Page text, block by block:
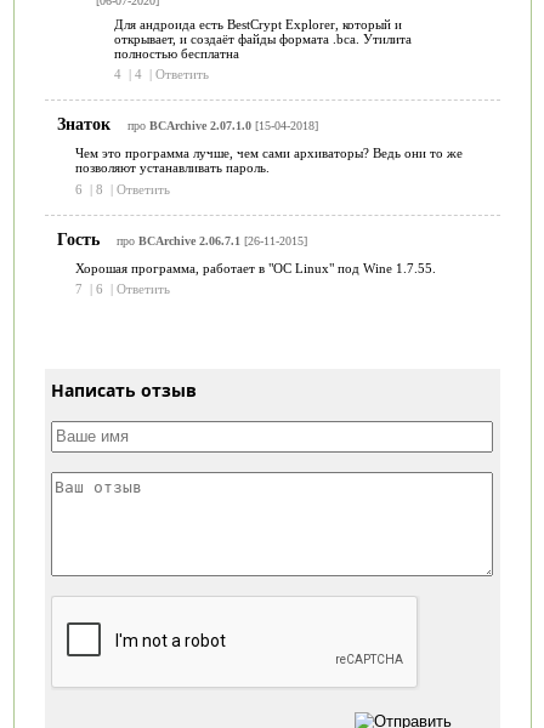
Для андроида есть BestCrypt Explorer, который и
открывает, и создаёт файды формата .bca. Утилита
полностью бесплатна
4 | 4 | Ответить
Знаток про BCArchive 2.07.1.0[15-04-2018]
Чем это программа лучше, чем сами архиваторы? Ведь они то же
позволяют устанавливать пароль.
6
| 8 | Ответить
Гость про BCArchive 2.06.7.1 [26-11-2015]
Хорошая программа, работает в "OC Linux" под Wine 1.7.55.
7
| 6 | Ответить
Написать отзыв